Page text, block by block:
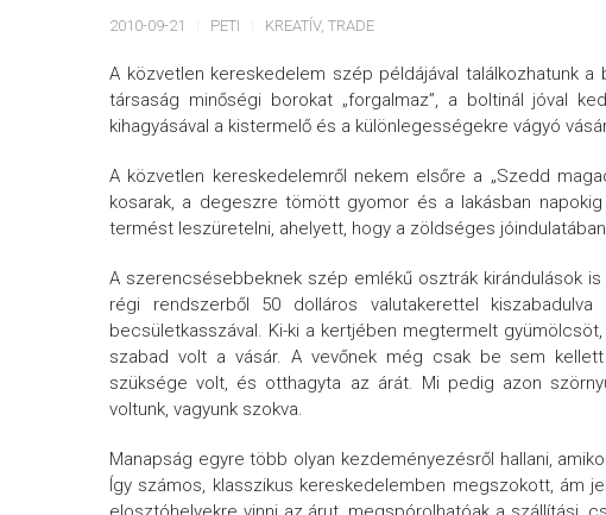
2010-09-21 PETI KREATÍV, TRADE
A közvetlen kereskedelem szép példájával találkozhatunk
társaság minőségi borokat „forgalmaz”, a boltinál jóval
kihagyásával a kistermelő és a különlegességekre vágyó
A közvetlen kereskedelemről nekem elsőre a „Szedd
kosarak, a degeszre tömött gyomor és a lakásban
termést leszüretelni, ahelyett, hogy a zöldséges
A szerencsésebbeknek szép emlékű osztrák kirándulások
régi rendszerből 50 dolláros valutakerettel
becsületkasszával. Ki-ki a kertjében megtermelt
szabad volt a vásár. A vevőnek még csak be sem
szüksége volt, és otthagyta az árát. Mi pedig azon
voltunk, vagyunk szokva.
Manapság egyre több olyan kezdeményezésről hallani,
Így számos, klasszikus kereskedelemben megszokott, ám